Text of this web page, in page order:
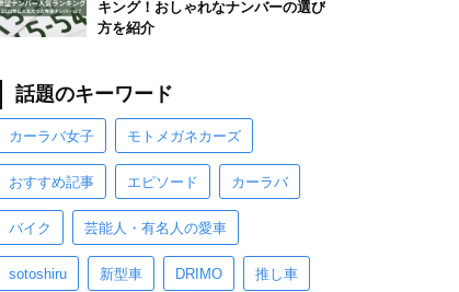
キング！おしゃれなナンバーの選び
方を紹介
話題のキーワード
カーラバ女子 モトメガネカーズ
おすすめ記事 エピソード カーラバ
バイク 芸能人・有名人の愛車
sotoshiru 新型車 DRIMO 推し車